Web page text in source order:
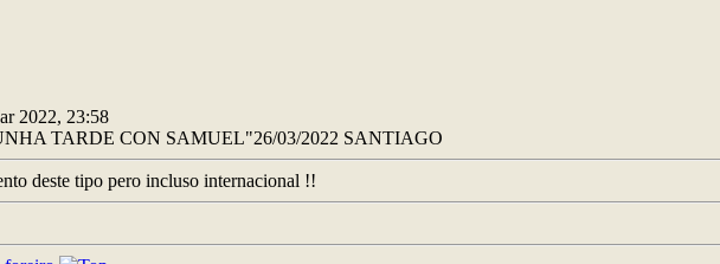
2022, 23:58
TARDE CON SAMUEL"26/03/2022 SANTIAGO
deste tipo pero incluso internacional !!